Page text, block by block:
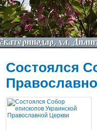
Состоялся